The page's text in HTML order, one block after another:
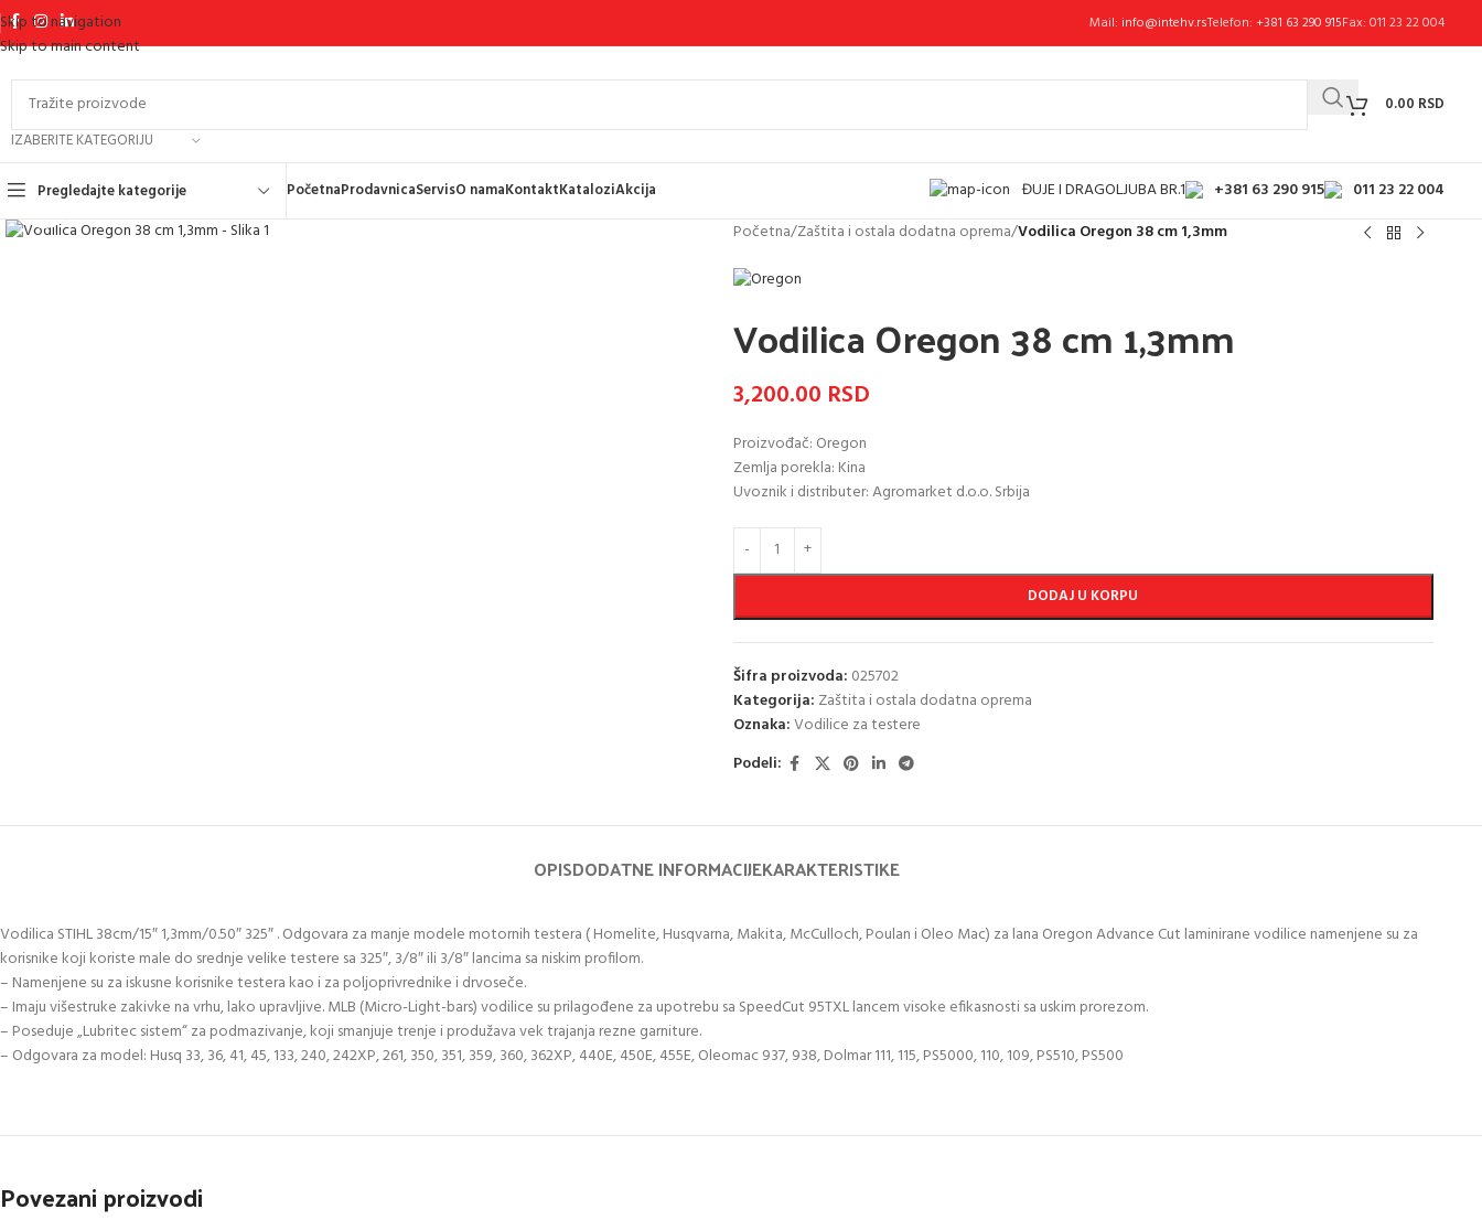
Skip to navigation
Skip to main content
Mail: info@intehv.rsTelefon: +381 63 290 915Fax: 011 23 22 004
IZABERITE KATEGORIJU
0.00 RSD
Pregledajte kategorije PočetnaProdavnicaServisO namaKontaktKataloziAkcija ĐUJE I DRAGOLJUBA BR.1 +381 63 290 915 011 23 22 004
Kliknite za uvećanje
Početna/Zaštita i ostala dodatna oprema/Vodilica Oregon 38 cm 1,3mm
Vodilica Oregon 38 cm 1,3mm
3,200.00 RSD
Proizvođač: Oregon
Zemlja porekla: Kina
Uvoznik i distributer: Agromarket d.o.o. Srbija
DODAJ U KORPU
Šifra proizvoda: 025702
Kategorija: Zaštita i ostala dodatna oprema
Oznaka:Vodilice za testere
Podeli:
OPISDODATNE INFORMACIJEKARAKTERISTIKE
Vodilica STIHL 38cm/15″ 1,3mm/0.50″ 325″ . Odgovara za manje modele motornih testera ( Homelite, Husqvarna, Makita, McCulloch, Poulan i Oleo Mac) za lana Oregon Advance Cut laminirane vodilice namenjene su za
korisnike koji koriste male do srednje velike testere sa 325″, 3/8″ ili 3/8″ lancima sa niskim profilom.
– Namenjene su za iskusne korisnike testera kao i za poljoprivrednike i drvoseče.
– Imaju višestruke zakivke na vrhu, lako upravljive. MLB (Micro-Light-bars) vodilice su prilagođene za upotrebu sa SpeedCut 95TXL lancem visoke efikasnosti sa uskim prorezom.
– Poseduje „Lubritec sistem“ za podmazivanje, koji smanjuje trenje i produžava vek trajanja rezne garniture.
– Odgovara za model: Husq 33, 36, 41, 45, 133, 240, 242XP, 261, 350, 351, 359, 360, 362XP, 440E, 450E, 455E, Oleomac 937, 938, Dolmar 111, 115, PS5000, 110, 109, PS510, PS500
Povezani proizvodi